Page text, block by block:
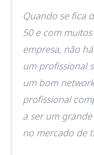
Quando se fica
50 e com
empresa, não
um profissional
um bom
profissional
a ser um
no mercado de